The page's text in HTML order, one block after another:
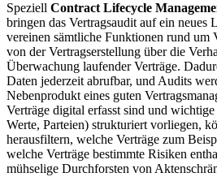
Speziell Contract Lifecycle
bringen das Vertragsaudit auf ein neues
vereinen sämtliche Funktionen rund um
von der Vertragserstellung über die
Überwachung laufender Verträge.
Daten jederzeit abrufbar, und Audits
Nebenprodukt eines guten
Verträge digital erfasst sind und
Werte, Parteien) strukturiert vorliegen,
herausfiltern, welche Verträge zum
welche Verträge bestimmte Risiken
mühselige Durchforsten von